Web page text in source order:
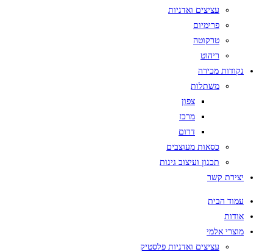
עציצים ואדניות
פרימיום
טרקוטה
ריהוט
נקודות מכירה
משתלות
צפון
מרכז
דרום
כסאות מעוצבים
תכנון ועיצוב גינות
יצירת קשר
עמוד הבית
אודות
מוצרי אלמי
עציצים ואדניות פלסטיק